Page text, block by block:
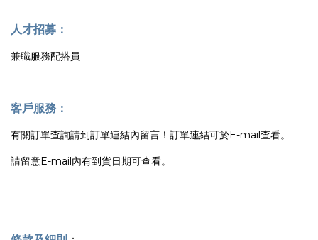
人才招募：
兼職服務配搭員
客戶服務：
有關訂單查詢請到訂單連結內留言！訂單連結可於E-mail查看。
請留意E-mail內有到貨日期可查看。